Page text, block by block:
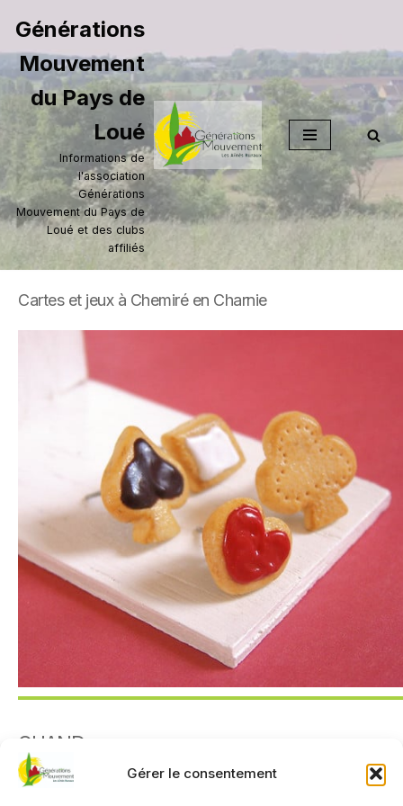
Gérer le consentement
Aller
au
contenu
Générations
Mouvement
du Pays de
Loué
Informations de
l'association
Générations
Mouvement du Pays de
Loué et des clubs
affiliés
Cartes et jeux à Chemiré en Charnie
QUAND
20 mai 2025